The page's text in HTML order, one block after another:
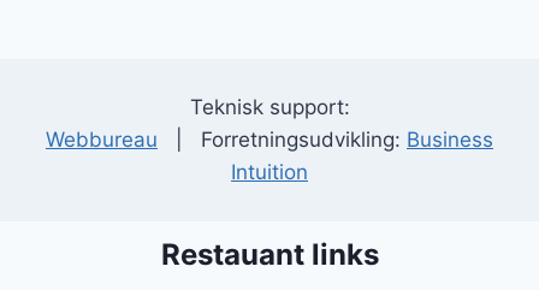
Teknisk support:
Webbureau | Forretningsudvikling: Business
Intuition
Restauant links